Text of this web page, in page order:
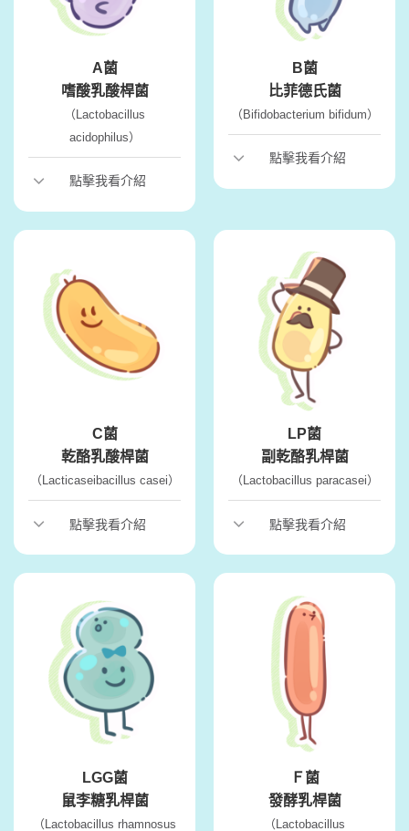
A菌
嗜酸乳酸桿菌
（Lactobacillus
acidophilus）
點擊我看介紹
B菌
比菲德氏菌
（Bifidobacterium bifidum）
點擊我看介紹
C菌
乾酪乳酸桿菌
（Lacticaseibacillus casei）
點擊我看介紹
LP菌
副乾酪乳桿菌
（Lactobacillus paracasei）
點擊我看介紹
LGG菌
鼠李糖乳桿菌
（Lactobacillus rhamnosus
Ｆ菌
發酵乳桿菌
（Lactobacillus